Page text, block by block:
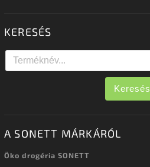
KERESÉS
Keresés
A SONETT MÁRKÁRÓL
Öko drogéria SONETT